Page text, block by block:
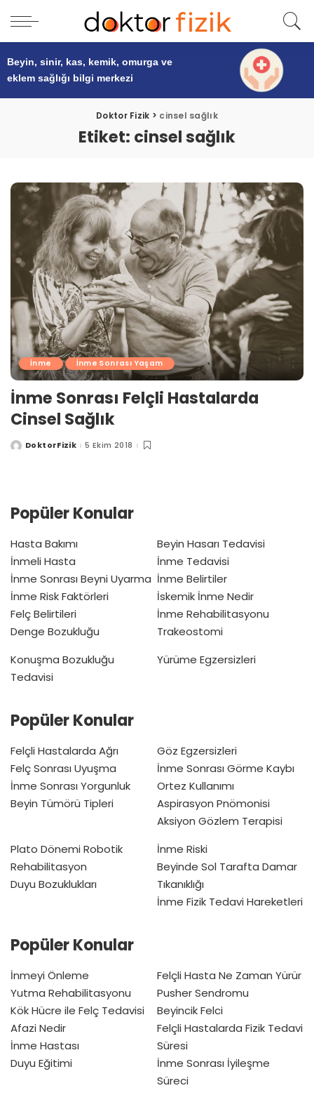
Beyin, sinir, kas, kemik, omurga ve
eklem sağlığı bilgi merkezi
Doktor Fizik > cinsel sağlık
Etiket: cinsel sağlık
İnme İnme Sonrası Yaşam
İnme Sonrası Felçli Hastalarda
Cinsel Sağlık
PostedDoktorFizik 5 Ekim 2018
Popüler Konular
Hasta Bakımı
İnmeli Hasta
İnme Sonrası Beyni Uyarma
İnme Risk Faktörleri
Felç Belirtileri
Denge Bozukluğu
Beyin Hasarı Tedavisi
İnme Tedavisi
İnme Belirtiler
İskemik İnme Nedir
İnme Rehabilitasyonu
Trakeostomi
Konuşma Bozukluğu
Tedavisi
Yürüme Egzersizleri
Popüler Konular
Felçli Hastalarda Ağrı
Felç Sonrası Uyuşma
İnme Sonrası Yorgunluk
Beyin Tümörü Tipleri
Göz Egzersizleri
İnme Sonrası Görme Kaybı
Ortez Kullanımı
Aspirasyon Pnömonisi
Aksiyon Gözlem Terapisi
Plato Dönemi Robotik
Rehabilitasyon
Duyu Bozuklukları
İnme Riski
Beyinde Sol Tarafta Damar
Tıkanıklığı
İnme Fizik Tedavi Hareketleri
Popüler Konular
İnmeyi Önleme
Yutma Rehabilitasyonu
Kök Hücre ile Felç Tedavisi
Afazi Nedir
İnme Hastası
Duyu Eğitimi
Felçli Hasta Ne Zaman Yürür
Pusher Sendromu
Beyincik Felci
Felçli Hastalarda Fizik Tedavi
Süresi
İnme Sonrası İyileşme
Süreci